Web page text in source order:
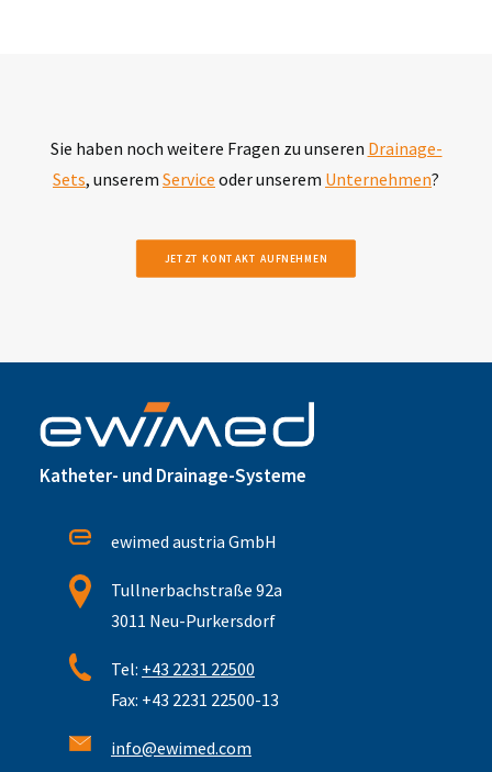
Sie haben noch weitere Fragen zu unseren Drainage-
Sets, unserem Service oder unserem Unternehmen?
JETZT KONTAKT AUFNEHMEN
Katheter- und Drainage-Systeme
ewimed austria GmbH
Tullnerbachstraße 92a
3011 Neu-Purkersdorf
Tel: +43 2231 22500
Fax: +43 2231 22500-13
info@ewimed.com